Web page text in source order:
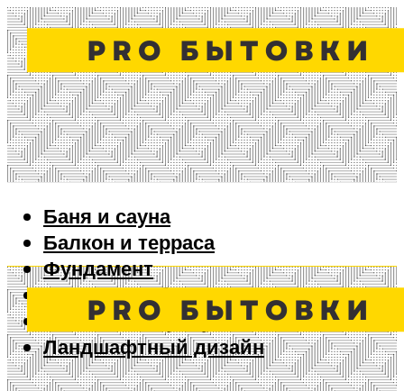
Баня и сауна
Балкон и терраса
Фундамент
Ворота и забор
Дизайн интерьера
Ландшафтный дизайн